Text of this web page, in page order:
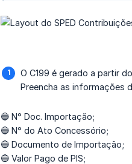
O C199 é gerado a partir
Preencha as informações
🔵 N° Doc. Importação;
🔵 N° do Ato Concessório;
🔵 Documento de Importação;
🔵 Valor Pago de PIS;